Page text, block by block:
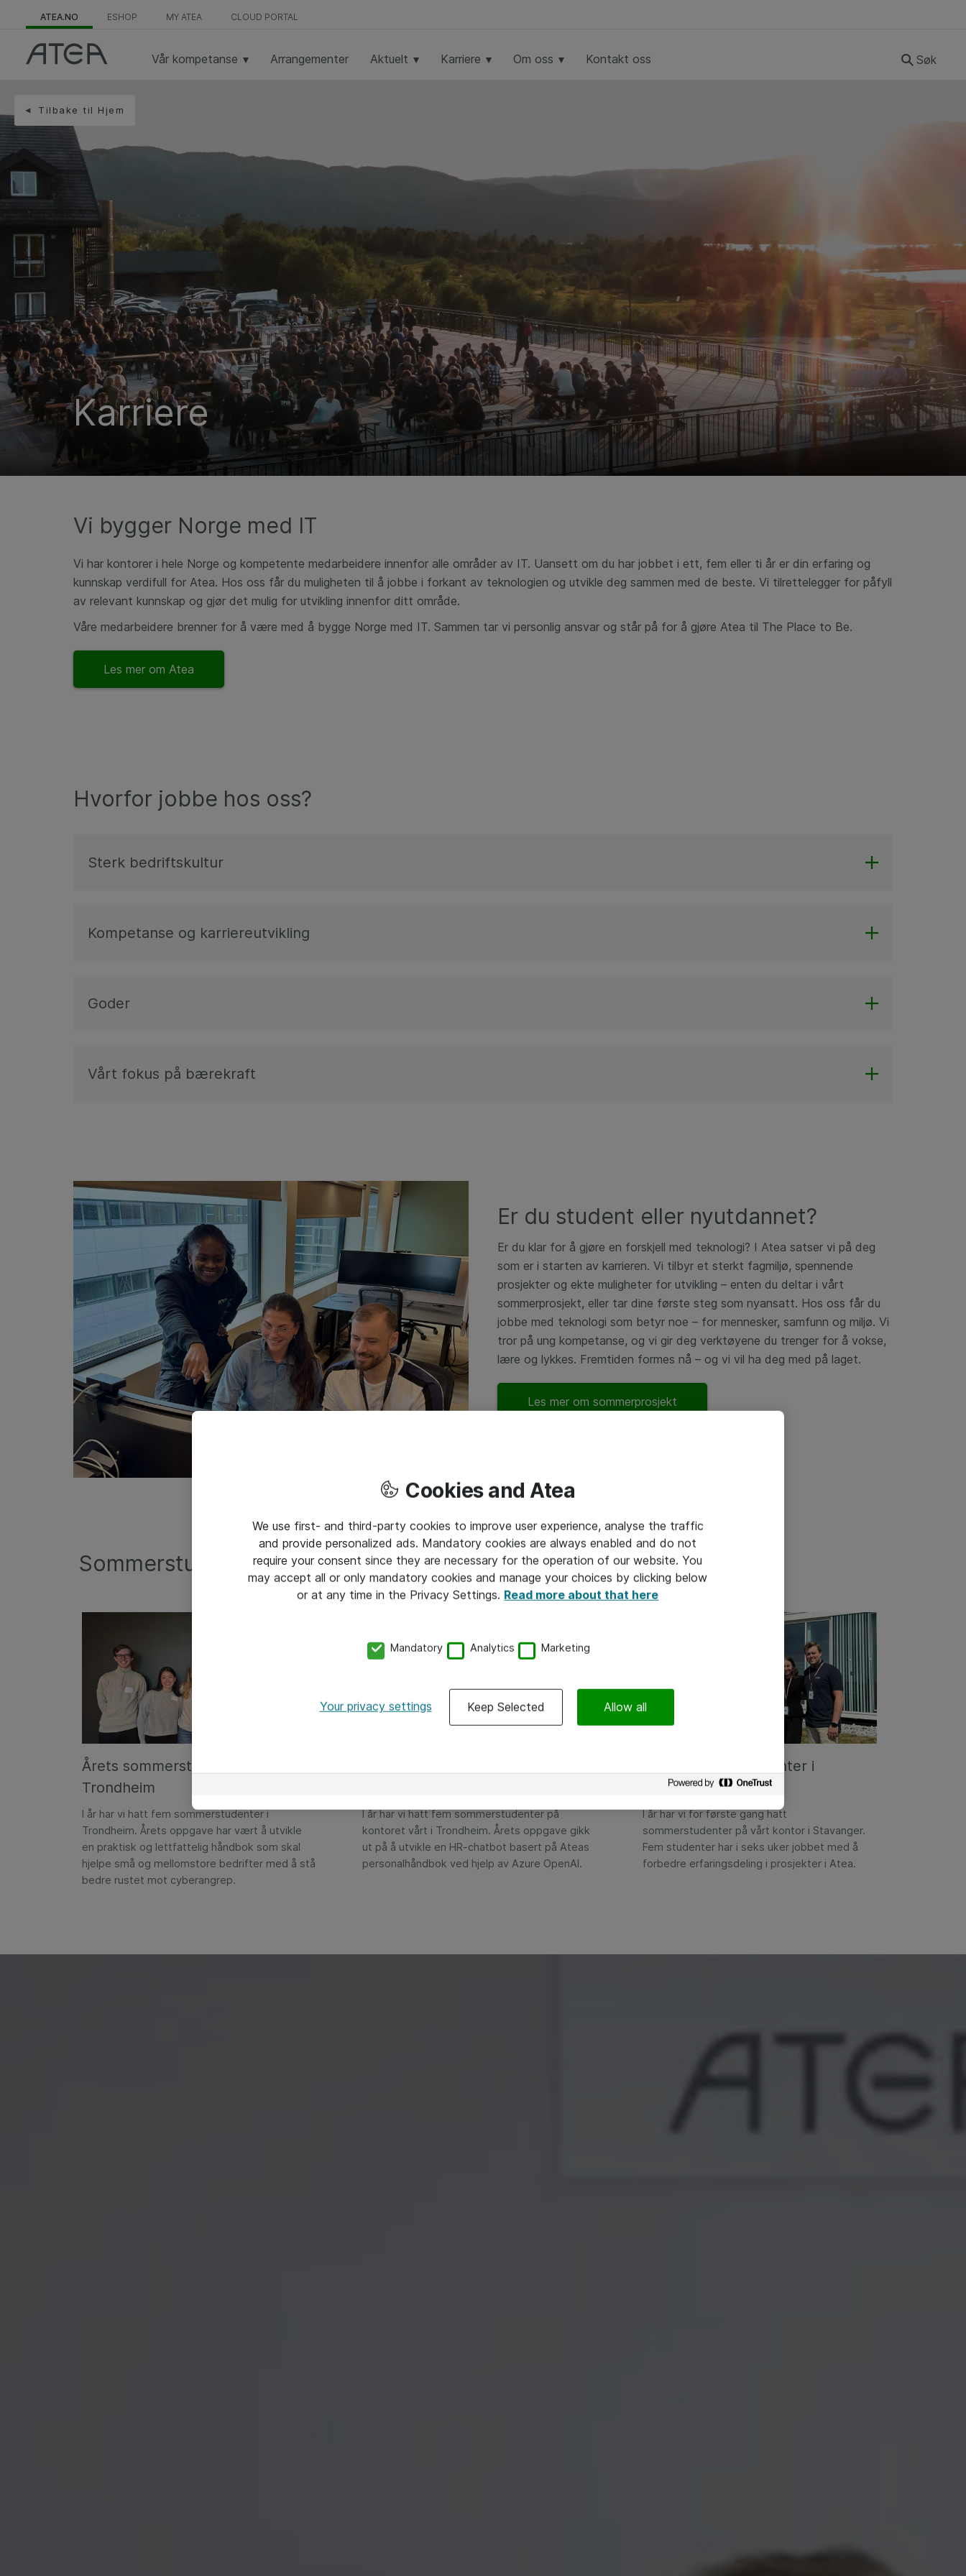
ATEA.NO ESHOP MY ATEA CLOUD PORTAL
Vår kompetanse Arrangementer Aktuelt Karriere Om oss Kontakt oss Søk
Tilbake til Hjem
Karriere
Vi bygger Norge med IT
Vi har kontorer i hele Norge og kompetente medarbeidere innenfor alle områder av IT. Uansett om du har jobbet i ett, fem eller ti år er din erfaring og
kunnskap verdifull for Atea. Hos oss får du muligheten til å jobbe i forkant av teknologien og utvikle deg sammen med de beste. Vi tilrettelegger for påfyll
av relevant kunnskap og gjør det mulig for utvikling innenfor ditt område.
Våre medarbeidere brenner for å være med å bygge Norge med IT. Sammen tar vi personlig ansvar og står på for å gjøre Atea til The Place to Be.
Les mer om Atea
Hvorfor jobbe hos oss?
Sterk bedriftskultur
Kompetanse og karriereutvikling
Goder
Vårt fokus på bærekraft
Er du student eller nyutdannet?
Er du klar for å gjøre en forskjell med teknologi? I Atea satser vi på deg
som er i starten av karrieren. Vi tilbyr et sterkt fagmiljø, spennende
prosjekter og ekte muligheter for utvikling – enten du deltar i vårt
sommerprosjekt, eller tar dine første steg som nyansatt. Hos oss får du
jobbe med teknologi som betyr noe – for mennesker, samfunn og miljø. Vi
tror på ung kompetanse, og vi gir deg verktøyene du trenger for å vokse,
lære og lykkes. Fremtiden formes nå – og vi vil ha deg med på laget.
Les mer om sommerprosjekt
Sommerstudenter
Årets sommerstudenter i
Trondheim
I år har vi hatt fem sommerstudenter i
Trondheim. Årets oppgave har vært å utvikle
en praktisk og lettfattelig håndbok som skal
hjelpe små og mellomstore bedrifter med å stå
bedre rustet mot cyberangrep.
I år har vi hatt fem sommerstudenter på
kontoret vårt i Trondheim. Årets oppgave gikk
ut på å utvikle en HR-chatbot basert på Ateas
personalhåndbok ved hjelp av Azure OpenAI.
Årets sommerstudenter i
Stavanger
I år har vi for første gang hatt
sommerstudenter på vårt kontor i Stavanger.
Fem studenter har i seks uker jobbet med å
forbedre erfaringsdeling i prosjekter i Atea.
Cookies and Atea
We use first- and third-party cookies to improve user experience, analyse the traffic
and provide personalized ads. Mandatory cookies are always enabled and do not
require your consent since they are necessary for the operation of our website. You
may accept all or only mandatory cookies and manage your choices by clicking below
or at any time in the Privacy Settings. Read more about that here
Mandatory Analytics Marketing
Your privacy settings Keep Selected Allow all